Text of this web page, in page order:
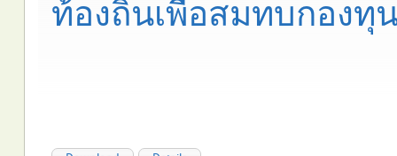
ท้องถิ่นเพื่อสมทบกองทุน